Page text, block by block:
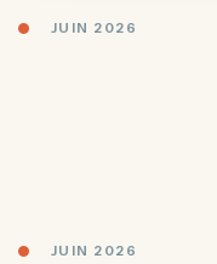
JUIN 2026
JUIN 2026